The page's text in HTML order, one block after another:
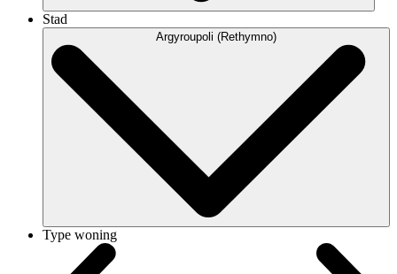
Stad
Argyroupoli (Rethymno)
Type woning